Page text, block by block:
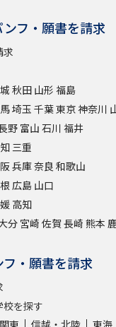
フ・願書を請求
求
秋田 山形 福島
埼玉 千葉東京神奈川
野 富山 石川 福井
三重
兵庫奈良 和歌山
広島 山口
高知
分 宮崎 佐賀 長崎 熊本
・願書を請求
を探す
関東 信越・北陸 東海